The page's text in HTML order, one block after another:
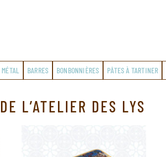
BARRES BONBONNIÈRES PÂTES À TARTINER
L’ATELIER DES LYS